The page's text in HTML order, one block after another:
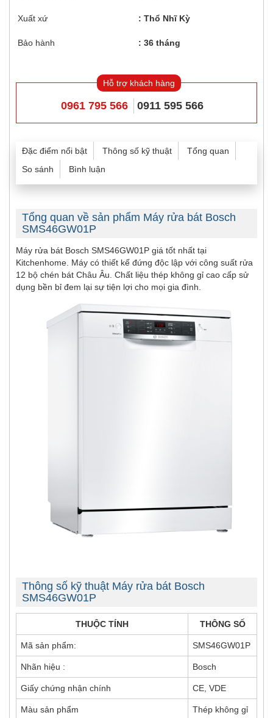
Xuất xứ Thổ Nhĩ Kỳ
Bảo hành 36 tháng
Hỗ trợ khách hàng
0961 795 566 0911 595 566
Đặc điểm nổi bật Thông số kỹ thuật
Tổng quan
So sánh
Bình luận
Tổng quan về sản phẩm Máy rửa bát Bosch
SMS46GW01P
Máy rửa bát Bosch SMS46GW01P giá tốt nhất tại
Kitchenhome. Máy có thiết kế đứng độc lập với công suất rửa
12 bộ chén bát Châu Âu. Chất liệu thép không gỉ cao cấp sử
dụng bền bỉ đem lại sự tiện lợi cho mọi gia đình.
Thông số kỹ thuật Máy rửa bát Bosch
SMS46GW01P
THUỘC TÍNH THÔNG SỐ
Mã sản phẩm: SMS46GW01P
Nhãn hiệu : Bosch
Giấy chứng nhận chính CE, VDE
Màu sản phẩm Thép không gỉ